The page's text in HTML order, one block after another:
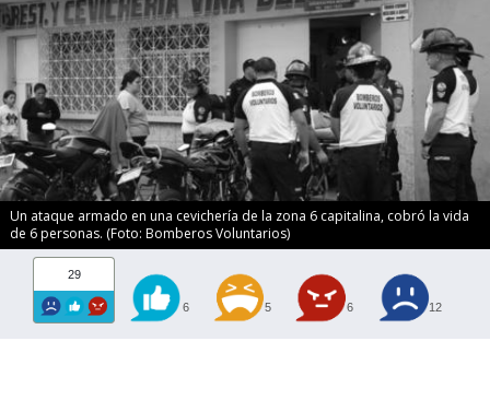
Un ataque armado en una cevichería de la zona 6 capitalina, cobró la vida
de 6 personas. (Foto: Bomberos Voluntarios)
29
6 5 6 12